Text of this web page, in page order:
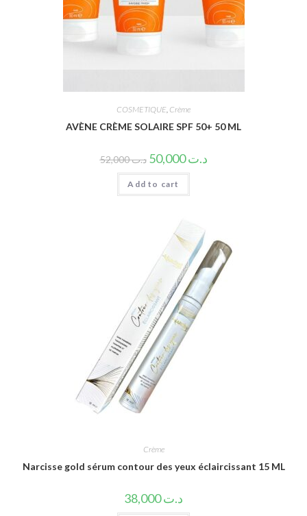
COSMETIQUE, Crème
AVÈNE CRÈME SOLAIRE SPF 50+ 50 ML
د.ت52,000 د.ت50,000
Add to cart
Crème
Narcisse gold sérum contour des yeux éclaircissant 15 ML
د.ت38,000